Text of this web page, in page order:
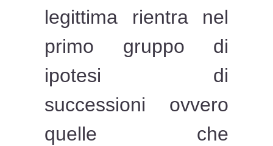
legittima rientra nel
primo gruppo di
ipotesi di
successioni ovvero
quelle che